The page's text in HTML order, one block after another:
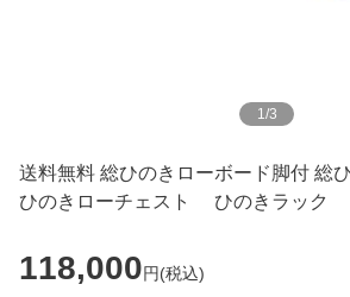
1/3
送料無料 総ひのきローボード脚付 総
ひのきローチェスト ひのきラック
118,000円(税込)